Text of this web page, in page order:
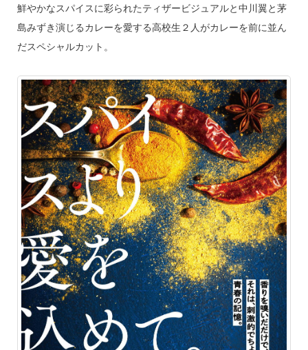
鮮やかなスパイスに彩られたティザービジュアルと中川翼と茅
島みずき演じるカレーを愛する高校生２人がカレーを前に並ん
だスペシャルカット。